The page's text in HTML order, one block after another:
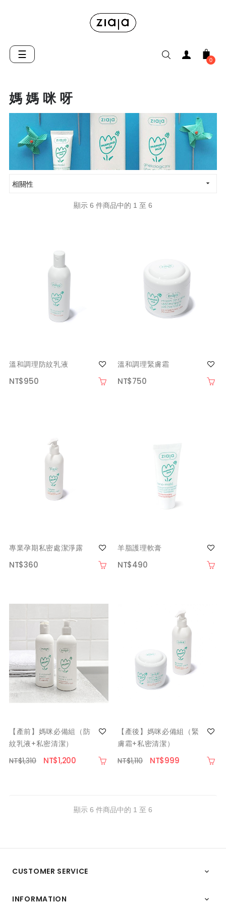
Toggle
navigation
☰ 0
媽 媽 咪 呀
相關性 
顯示 6 件商品中的 1 至 6
溫和調理防紋乳液
NT$950
溫和調理緊膚霜
NT$750
專業孕期私密處潔淨露
NT$360
羊脂護理軟膏
NT$490
【產前】媽咪必備組（防
紋乳液+私密清潔）
NT$1,310
NT$1,200
【產後】媽咪必備組（緊
膚霜+私密清潔）
NT$1,110
NT$999
顯示 6 件商品中的 1 至 6
CUSTOMER SERVICE 
INFORMATION 